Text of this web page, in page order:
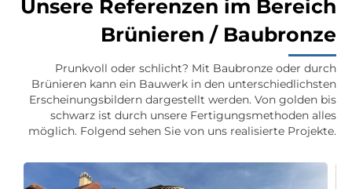
Unsere Referenzen im Bereich
Brünieren / Baubronze
Prunkvoll oder schlicht? Mit Baubronze oder durch
Brünieren kann ein Bauwerk in den unterschiedlichsten
Erscheinungsbildern dargestellt werden. Von golden bis
schwarz ist durch unsere Fertigungsmethoden alles
möglich. Folgend sehen Sie von uns realisierte Projekte.